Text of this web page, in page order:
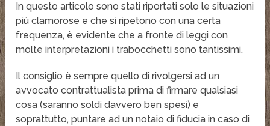
In questo articolo sono stati riportati solo le situazioni
più clamorose e che si ripetono con una certa
frequenza, è evidente che a fronte di leggi con
molte interpretazioni i trabocchetti sono tantissimi.
Il consiglio è sempre quello di rivolgersi ad un
avvocato contrattualista prima di firmare qualsiasi
cosa (saranno soldi davvero ben spesi) e
soprattutto, puntare ad un notaio di fiducia in caso di